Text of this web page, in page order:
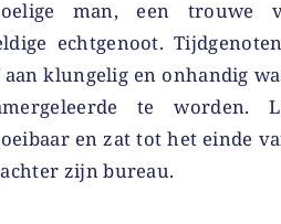
man, een trouwe
echtgenoot.
klungelig en onhandig
te
en zat tot het einde
zijn bureau.